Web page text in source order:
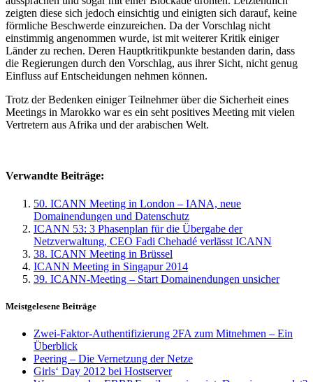
zeigten diese sich jedoch einsichtig und einigten sich darauf, keine
förmliche Beschwerde einzureichen. Da der Vorschlag nicht
einstimmig angenommen wurde, ist mit weiterer Kritik einiger
Länder zu rechen. Deren Hauptkritikpunkte bestanden darin, dass
die Regierungen durch den Vorschlag, aus ihrer Sicht, nicht genug
Einfluss auf Entscheidungen nehmen können.
Trotz der Bedenken einiger Teilnehmer über die Sicherheit eines
Meetings in Marokko war es ein seht positives Meeting mit vielen
Vertretern aus Afrika und der arabischen Welt.
Verwandte Beiträge:
50. ICANN Meeting in London – IANA, neue
Domainendungen und Datenschutz
ICANN 53: 3 Phasenplan für die Übergabe der
Netzverwaltung, CEO Fadi Chehadé verlässt ICANN
38. ICANN Meeting in Brüssel
ICANN Meeting in Singapur 2014
39. ICANN-Meeting – Start Domainendungen unsicher
Meistgelesene Beiträge
Zwei-Faktor-Authentifizierung 2FA zum Mitnehmen – Ein
Überblick
Peering – Die Vernetzung der Netze
Girls‘ Day 2012 bei Hostserver